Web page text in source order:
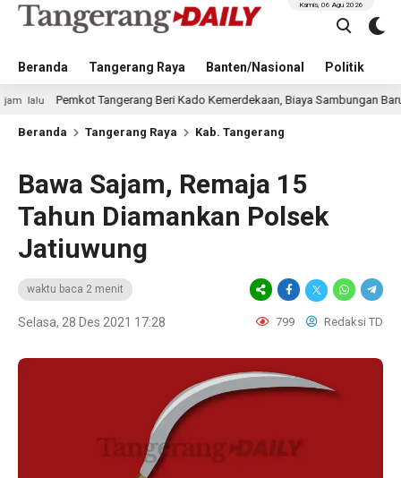
Beranda Tangerang Raya Banten/Nasional Politik
Kamis, 06 Agu 2026
Tangerang Beri Kado Kemerdekaan, Biaya Sambungan Baru Air
Beranda Tangerang Raya Kab. Tangerang
Bawa Sajam, Remaja 15
Tahun Diamankan Polsek
Jatiuwung
waktu baca 2 menit
Selasa, 28 Des 2021 17:28 799 Redaksi TD